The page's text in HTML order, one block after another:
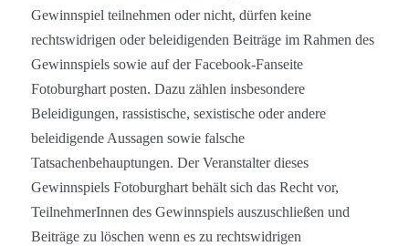
Gewinnspiel teilnehmen oder nicht, dürfen keine
rechtswidrigen oder beleidigenden Beiträge im Rahmen des
Gewinnspiels sowie auf der Facebook-Fanseite
Fotoburghartposten. Dazu zählen insbesondere
Beleidigungen, rassistische, sexistische oder andere
beleidigende Aussagen sowie falsche
Tatsachenbehauptungen. Der Veranstalter dieses
Gewinnspiels Fotoburghartbehält sich das Recht vor,
TeilnehmerInnen des Gewinnspiels auszuschließen und
Beiträge zu löschen wenn es zu rechtswidrigen